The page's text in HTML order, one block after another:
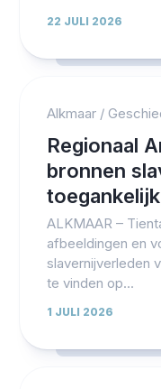
22 JULI 2026
Alkmaar /
Regionaal
bronnen
toegankelijk
ALKMAAR –
afbeeldingen en
slavernijverleden
te vinden op...
1 JULI 2026